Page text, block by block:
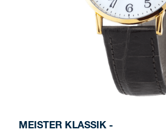
MEISTER KLASSIK -